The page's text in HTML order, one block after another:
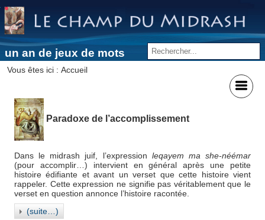
un an de jeux de mots
Vous êtes ici : Accueil
Paradoxe de l’accomplissement
Dans le midrash juif, l’expression leqayem ma she-néémar
(pour accomplir…) intervient en général après une petite
histoire édifiante et avant un verset que cette histoire vient
rappeler. Cette expression ne signifie pas véritablement que le
verset en question annonce l’histoire racontée.
(suite…)